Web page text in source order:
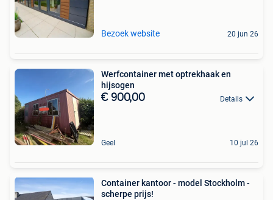
Bezoek website 20 jun 26
Werfcontainer met optrekhaak en
hijsogen
€ 900,00 Details
Geel 10 jul 26
Container kantoor - model Stockholm -
scherpe prijs!